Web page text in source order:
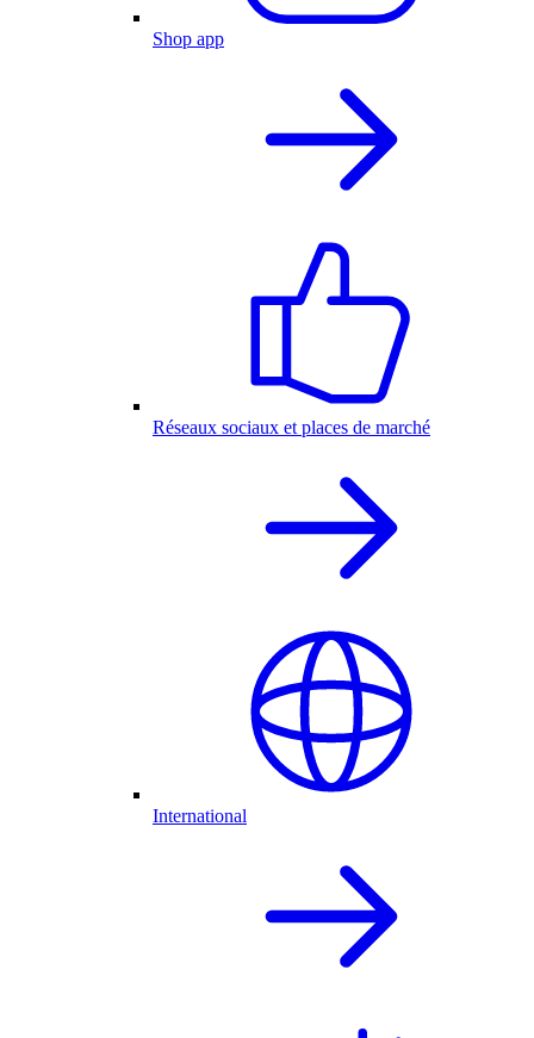
Shop app
Réseaux sociaux et places de marché
International